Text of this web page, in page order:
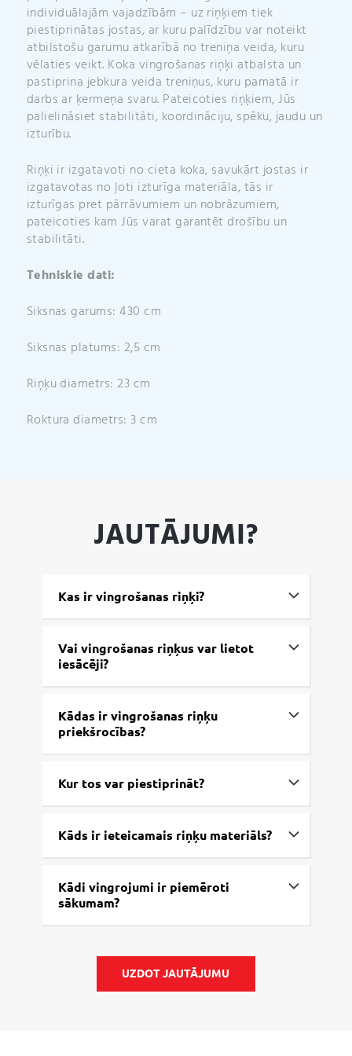
individuālajām vajadzībām – uz riņķiem tiek
piestiprinātas jostas, ar kuru palīdzību var noteikt
atbilstošu garumu atkarībā no treniņa veida, kuru
vēlaties veikt. Koka vingrošanas riņķi atbalsta un
pastiprina jebkura veida treniņus, kuru pamatā ir
darbs ar ķermeņa svaru. Pateicoties riņķiem, Jūs
palielināsiet stabilitāti, koordināciju, spēku, jaudu un
izturību.
Riņķi ir izgatavoti no cieta koka, savukārt jostas ir
izgatavotas no ļoti izturīga materiāla, tās ir
izturīgas pret pārrāvumiem un nobrāzumiem,
pateicoties kam Jūs varat garantēt drošību un
stabilitāti.
Tehniskie dati:
Siksnas garums: 430 cm
Siksnas platums: 2,5 cm
Riņķu diametrs: 23 cm
Roktura diametrs: 3 cm
JAUTĀJUMI?
Kas ir vingrošanas riņķi?
Vai vingrošanas riņķus var lietot
iesācēji?
Kādas ir vingrošanas riņķu
priekšrocības?
Kur tos var piestiprināt?
Kāds ir ieteicamais riņķu materiāls?
Kādi vingrojumi ir piemēroti
sākumam?
UZDOT JAUTĀJUMU